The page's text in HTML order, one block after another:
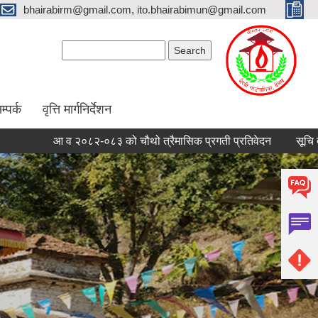
bhairabirm@gmail.com, ito.bhairabimun@gmail.com
वृत्ति मार्गनिर्देशन
आ व २०८२-०८३ को चौथो त्रैमासिक प्रगती प्रतिवेदन सूचि दर्ता